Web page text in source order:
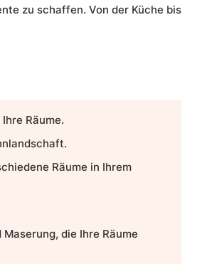
zu schaffen. Von der Küche bis
Räume.
Räume in Ihrem
die Ihre Räume